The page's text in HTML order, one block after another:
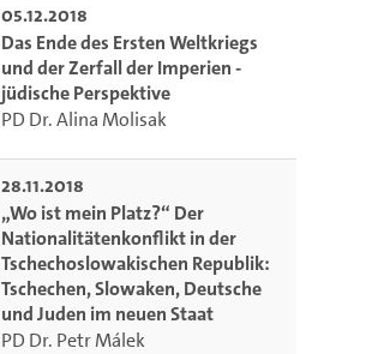
05.12.2018
Das Ende des Ersten Weltkriegs
und der Zerfall der Imperien -
jüdische Perspektive
PD Dr. Alina Molisak
28.11.2018
„Wo ist mein Platz?“ Der
Nationalitätenkonflikt in der
Tschechoslowakischen Republik:
Tschechen, Slowaken, Deutsche
und Juden im neuen Staat
PD Dr. Petr Málek